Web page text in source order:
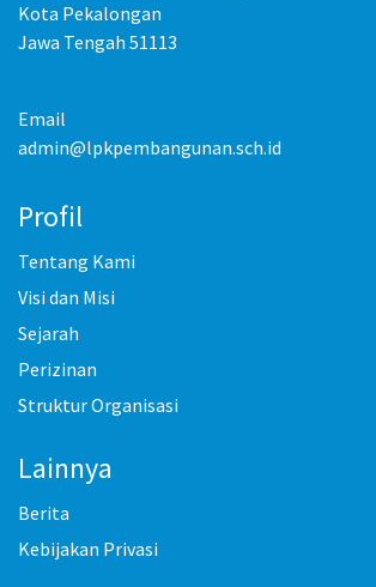
Kota Pekalongan
Jawa Tengah 51113
Email
admin@lpkpembangunan.sch.id
Profil
Tentang Kami
Visi dan Misi
Sejarah
Perizinan
Struktur Organisasi
Lainnya
Berita
Kebijakan Privasi